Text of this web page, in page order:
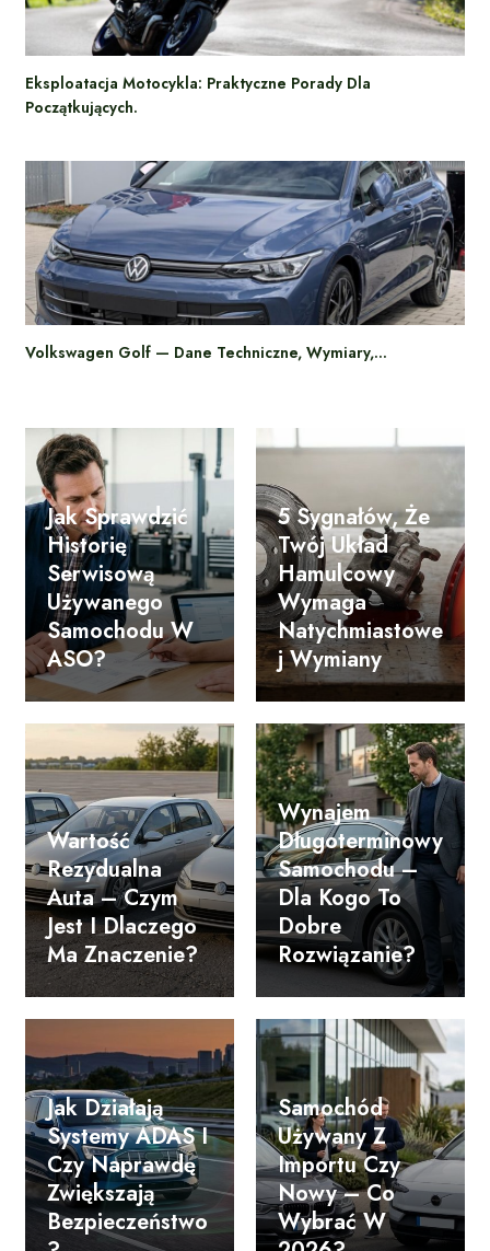
Eksploatacja Motocykla: Praktyczne Porady Dla
Początkujących.
Volkswagen Golf — Dane Techniczne, Wymiary,…
Jak Sprawdzić
Historię
Serwisową
Używanego
Samochodu W
ASO?
5 Sygnałów, Że
Twój Układ
Hamulcowy
Wymaga
Natychmiastowe
J Wymiany
Wartość
Rezydualna
Auta – Czym
Jest I Dlaczego
Ma Znaczenie?
Wynajem
Długoterminowy
Samochodu –
Dla Kogo To
Dobre
Rozwiązanie?
Jak Działają
Systemy ADAS I
Czy Naprawdę
Zwiększają
Bezpieczeństwo
Samochód
Używany Z
Importu Czy
Nowy – Co
Wybrać W